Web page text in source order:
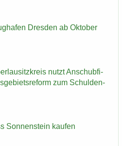
Dres­den ab Ok­to­ber
nutzt An­schub­fi­
zum Schul­den­
Son­nen­stein kau­fen